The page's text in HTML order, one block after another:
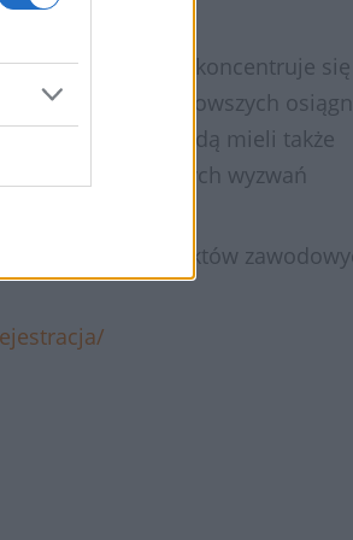
i terapia” i skoncentruje
prezentację najnowszych
Uczestnicy będą mieli także
aktualnych wyzwań
kontaktów